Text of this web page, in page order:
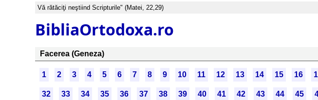
Vă rătăciţi neştiind Scripturile" (Matei, 22,29)
BibliaOrtodoxa.ro
Facerea (Geneza)
1 2 3 4 5 6 7 8 9 10 11 12 13 14 15 16
32 33 34 35 36 37 38 39 40 41 42 43 44 45